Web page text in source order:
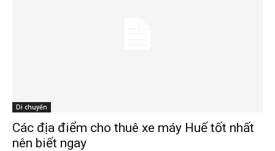
Di chuyển
Các địa điểm cho thuê xe máy Huế tốt nhất
nên biết ngay